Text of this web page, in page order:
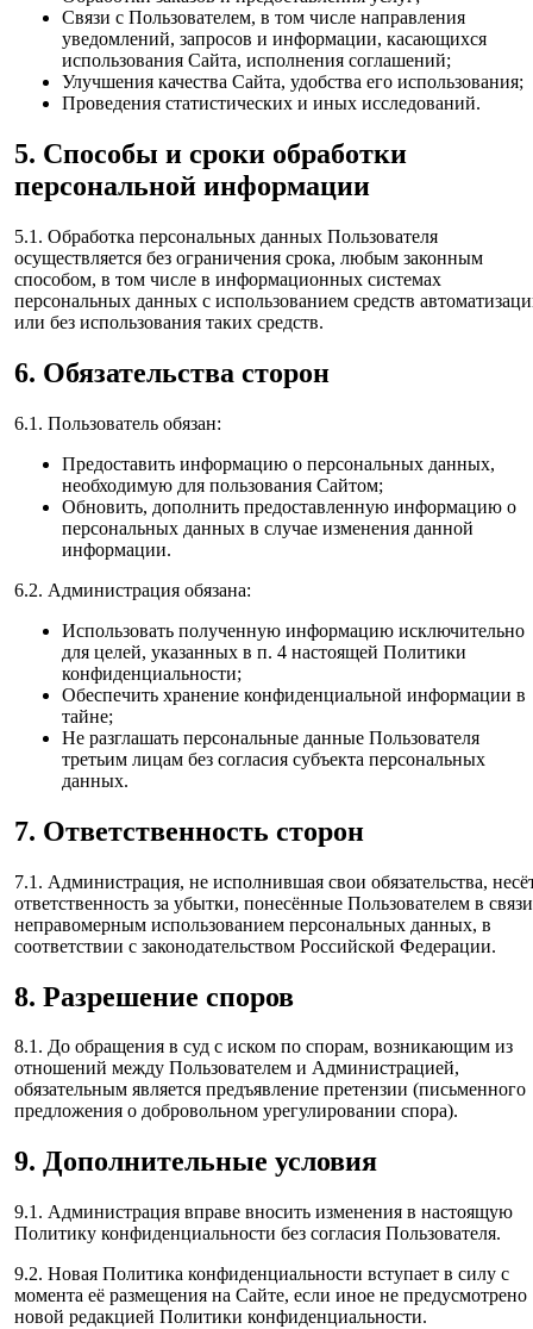
Связи с Пользователем, в том числе направления
уведомлений, запросов и информации, касающихся
использования Сайта, исполнения соглашений;
Улучшения качества Сайта, удобства его использования;
Проведения статистических и иных исследований.
5. Способы и сроки обработки
персональной информации
5.1. Обработка персональных данных Пользователя
осуществляется без ограничения срока, любым законным
способом, в том числе в информационных системах
персональных данных с использованием средств
или без использования таких средств.
6. Обязательства сторон
6.1. Пользователь обязан:
Предоставить информацию о персональных данных,
необходимую для пользования Сайтом;
Обновить, дополнить предоставленную информацию о
персональных данных в случае изменения данной
информации.
6.2. Администрация обязана:
Использовать полученную информацию исключительно
для целей, указанных в п. 4 настоящей Политики
конфиденциальности;
Обеспечить хранение конфиденциальной информации в
тайне;
Не разглашать персональные данные Пользователя
третьим лицам без согласия субъекта персональных
данных.
7. Ответственность сторон
7.1. Администрация, не исполнившая свои обязательства,
ответственность за убытки, понесённые Пользователем в
неправомерным использованием персональных данных, в
соответствии с законодательством Российской Федерации.
8. Разрешение споров
8.1. До обращения в суд с иском по спорам, возникающим из
отношений между Пользователем и Администрацией,
обязательным является предъявление претензии (письменного
предложения о добровольном урегулировании спора).
9. Дополнительные условия
9.1. Администрация вправе вносить изменения в настоящую
Политику конфиденциальности без согласия Пользователя.
9.2. Новая Политика конфиденциальности вступает в силу с
момента её размещения на Сайте, если иное не предусмотрено
новой редакцией Политики конфиденциальности.